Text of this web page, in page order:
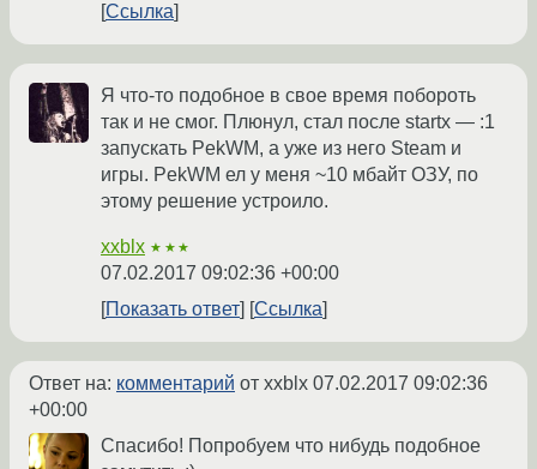
Ссылка
Я что-то подобное в свое время побороть
так и не смог. Плюнул, стал после startx — :1
запускать PekWM, а уже из него Steam и
игры. PekWM ел у меня ~10 мбайт ОЗУ, по
этому решение устроило.
xxblx ★★★
07.02.2017 09:02:36 +00:00
Показать ответ
Ссылка
Ответ на: комментарий от xxblx 07.02.2017 09:02:36
+00:00
Спасибо! Попробуем что нибудь подобное